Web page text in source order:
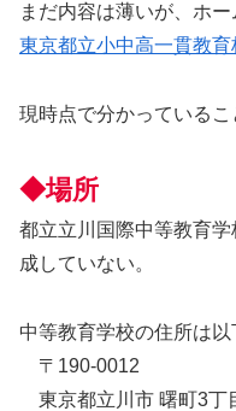
まだ内容は薄いが、ホー
東京都立小中高一貫教
現時点で分かっているこ
◆場所
都立立川国際中等教育
成していない。
中等教育学校の住所は以
〒190-0012
東京都立川市 曙町3丁